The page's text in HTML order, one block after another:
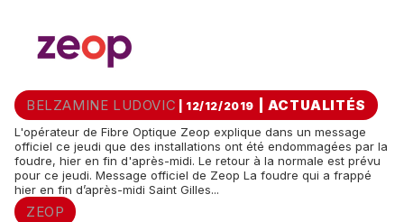
BELZAMINE LUDOVIC | 12/12/2019 ACTUALITÉS
L'opérateur de Fibre Optique Zeop explique dans un message
officiel ce jeudi que des installations ont été endommagées par la
foudre, hier en fin d'après-midi. Le retour à la normale est prévu
pour ce jeudi. Message officiel de Zeop La foudre qui a frappé
hier en fin d’après-midi Saint Gilles...
ZEOP